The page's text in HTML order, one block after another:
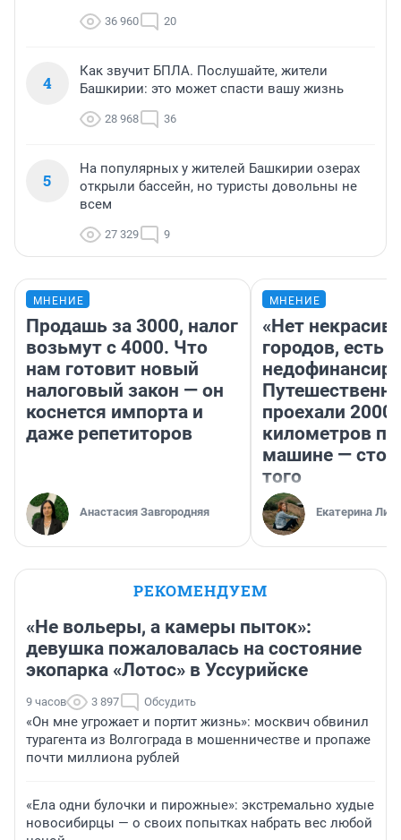
36 960 20
4
Как звучит БПЛА. Послушайте, жители
Башкирии: это может спасти вашу жизнь
28 968 36
5
На популярных у жителей Башкирии озерах
открыли бассейн, но туристы довольны не
всем
27 329 9
МНЕНИЕ
Продашь за 3000, налог
возьмут с 4000. Что
нам готовит новый
налоговый закон — он
коснется импорта и
даже репетиторов
Анастасия Завгородняя
МНЕНИЕ
«Нет
городов, есть
проехали 2000
километров по
машине —
того
Екатерина
РЕКОМЕНДУЕМ
«Не вольеры, а камеры пыток»:
девушка пожаловалась на состояние
экопарка «Лотос» в Уссурийске
9 часов 3 897 Обсудить
«Он мне угрожает и портит жизнь»: москвич обвинил
турагента из Волгограда в мошенничестве и пропаже
почти миллиона рублей
«Ела одни булочки и пирожные»: экстремально худые
новосибирцы — о своих попытках набрать вес любой